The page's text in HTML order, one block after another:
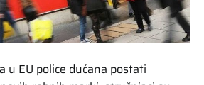
u EU police dućana postati